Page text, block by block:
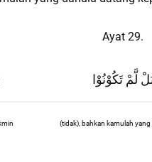
Ayat 29.
لَّمْ تَكُوْنُوْا
(tidak), bahkan kamulah yang